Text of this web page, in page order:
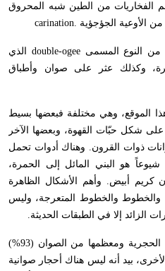
الفخاريات من الطين شبه المحروق
الأوعية الجؤجؤية carination.
من النوع المسمى double-ogee
الذي
وكذلك عثر على صوان وأطباق
الموقع، وهي مختلفة فبعضها بسيط
على شكل حبّات القهوة، وبعضها الآخر
ذوات القرون. وهناك أدوات تحمل
هو البني المائل إلى الحمرة،
أبيض. وأهم الأشكال الظاهرة
والخطوط والخطوط المتعرجة، وليس
الزائد إلا في الطبقات الحديثة.
وثمة غنى واضح في تصنيع الأدوات الحجرية ومعظمها من الصوان (93%)
بيد أنه ليس هناك أحجار صوانية